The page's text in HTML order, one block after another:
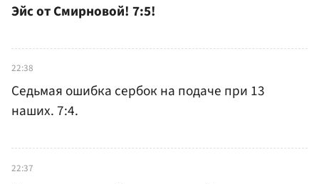
Эйс от Смирновой! 7:5!
22:38
Седьмая ошибка сербок на подаче при 13
наших. 7:4.
22:37